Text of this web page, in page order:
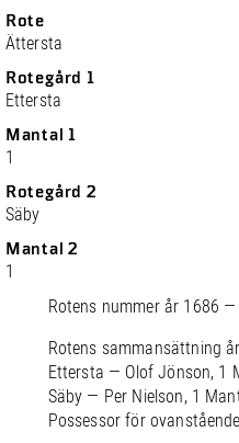
Rote
Ättersta
Rotegård 1
Ettersta
Mantal 1
1
Rotegård 2
Säby
Mantal 2
1
Rotens nummer år 1686
Rotens sammansättning
Ettersta — Olof Jönson, 1
Säby — Per Nielson, 1
Possessor för